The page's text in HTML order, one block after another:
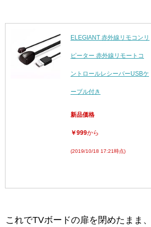
ELEGIANT 赤外線リモコンリ
ピーター 赤外線リモートコ
ントロールレシーバーUSBケ
ーブル付き
新品価格
￥999から
(2019/10/18 17:21時点)
これでTVボードの扉を閉めたまま